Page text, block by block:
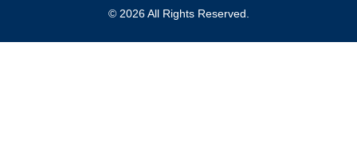
© 2026 All Rights Reserved.